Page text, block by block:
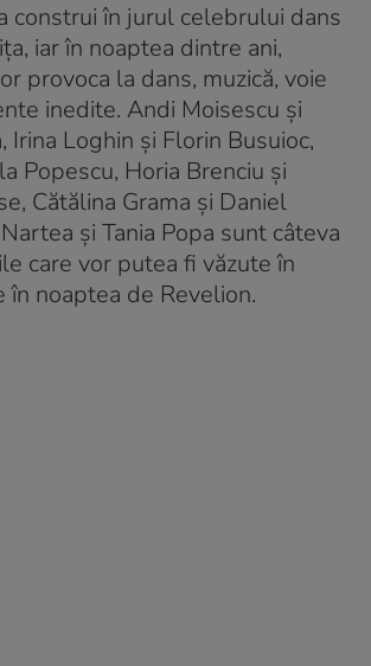
construi în jurul celebrului dans
iar în noaptea dintre ani,
provoca la dans, muzică, voie
inedite. Andi Moisescu și
Irina Loghin și Florin Busuioc,
Popescu, Horia Brenciu și
Cătălina Grama și Daniel
și Tania Popa sunt câteva
care vor putea fi văzute în
în noaptea de Revelion.